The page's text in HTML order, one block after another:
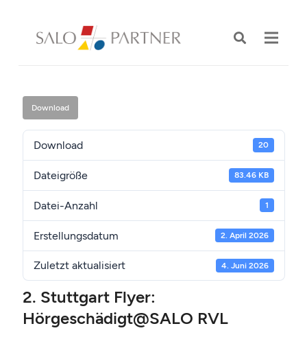
Download
Download 20
Dateigröße 83.46 KB
Datei-Anzahl 1
Erstellungsdatum 2. April 2026
Zuletzt aktualisiert 4. Juni 2026
2. Stuttgart Flyer:
Hörgeschädigt@SALO RVL